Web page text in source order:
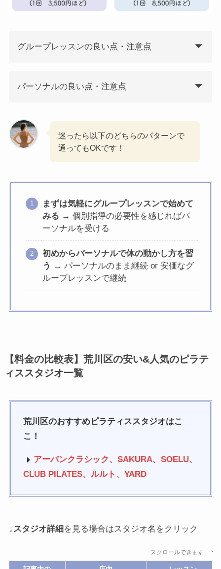
グループレッスンの良い点・注意点
パーソナルの良い点・注意点
迷ったら以下のどちらのパターンで
通ってもOKです！
まずは気軽にグループレッスンで始めて
みる → 個別指導の必要性を感じればパ
ーソナルを受ける
初めからパーソナルで体の動かし方を習
う → パーソナルのまま継続 or 安価なグ
ループレッスンで継続
【料金の比較表】荒川区の安い&人気のピラテ
ィススタジオ一覧
荒川区のおすすめピラティススタジオはこ
こ！
アーバンクラシック、SAKURA、 SOELU、
CLUB PILATES、ルルト、YARD
↓スタジオ詳細を見る場合はスタジオ名をクリック
スクロールできます